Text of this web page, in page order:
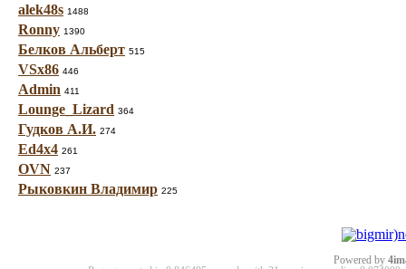
alek48s 1488
Ronny 1390
Белков Альберт 515
VSx86 446
Admin 411
Lounge_Lizard 364
Гудков А.И. 274
Ed4x4 261
OVN 237
Рыковкин Владимир 225
Powered by